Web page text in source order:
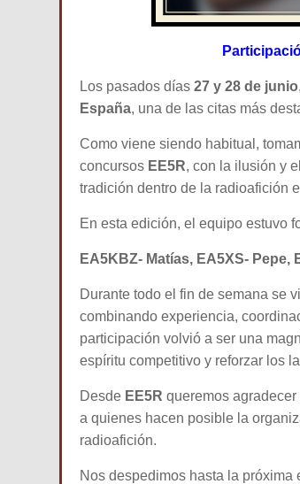
Los pasados días 27 y 28 de junio
España, una de las citas más
Como viene siendo habitual,
concursos EE5R, con la ilusión y
tradición dentro de la radioafición
En esta edición, el equipo estuvo
EA5KBZ- Matías, EA5XS- Pepe,
Durante todo el fin de semana se
combinando experiencia,
participación volvió a ser una
espíritu competitivo y reforzar los
Desde EE5R queremos
a quienes hacen posible la
radioafición.
Nos despedimos hasta la